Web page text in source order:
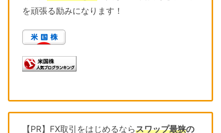
を頑張る励みになります！
【PR】FX取引をはじめるならスワップ最狭の